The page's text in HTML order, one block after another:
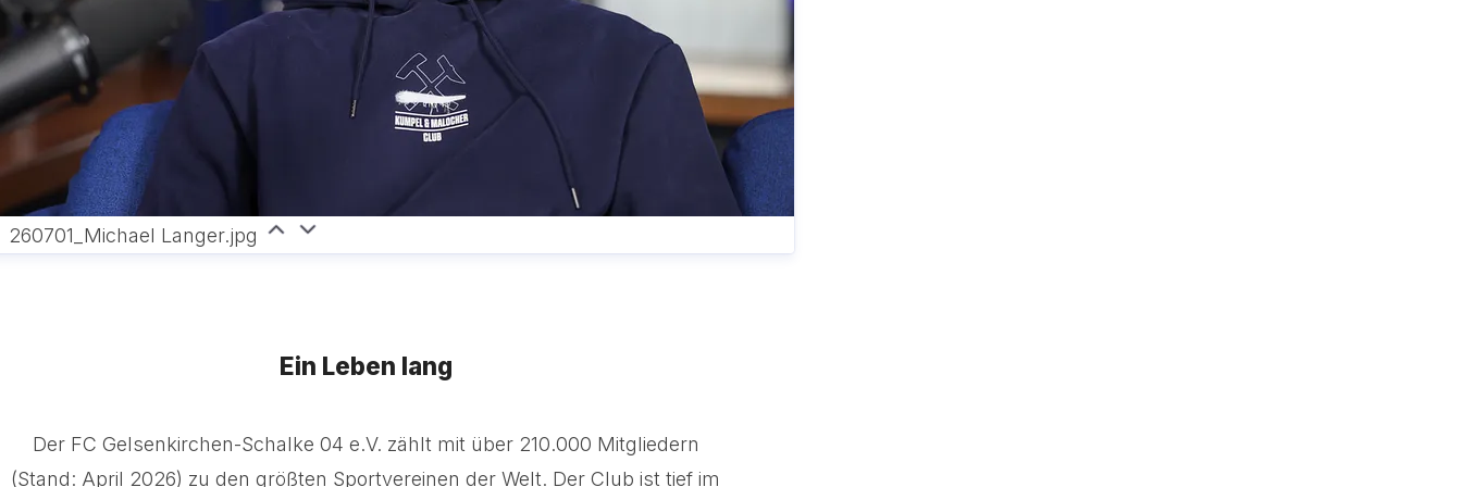
260701_Michael Langer.jpg
Ein Leben lang
Der FC Gelsenkirchen-Schalke 04 e.V. zählt mit über 210.000 Mitgliedern
(Stand: April 2026) zu den größten Sportvereinen der Welt. Der Club ist tief im